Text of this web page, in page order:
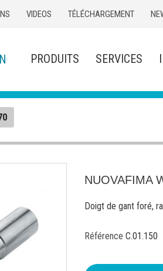
VIDEOS TÉLÉCHARGEMENT
PRODUITS SERVICES
NUOVAFIMA
Doigt de gant foré,
Référence C.01.150